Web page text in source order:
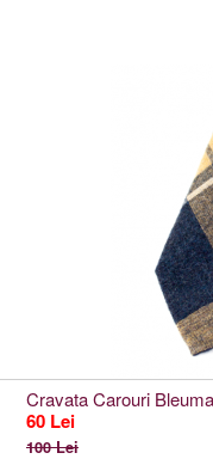
Cravata Carouri
60 Lei
100 Lei